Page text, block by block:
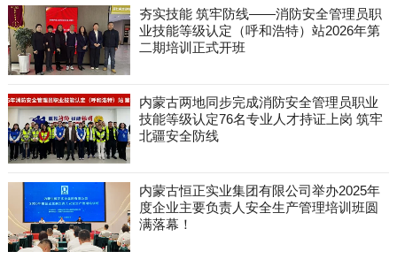
夯实技能 筑牢防线——消防安全管理员职
业技能等级认定（呼和浩特）站2026年第
二期培训正式开班
内蒙古两地同步完成消防安全管理员职业
技能等级认定76名专业人才持证上岗 筑牢
北疆安全防线
内蒙古恒正实业集团有限公司举办2025年
度企业主要负责人安全生产管理培训班圆
满落幕！